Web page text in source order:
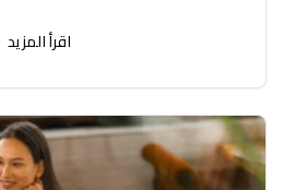
اقرأ المزيد